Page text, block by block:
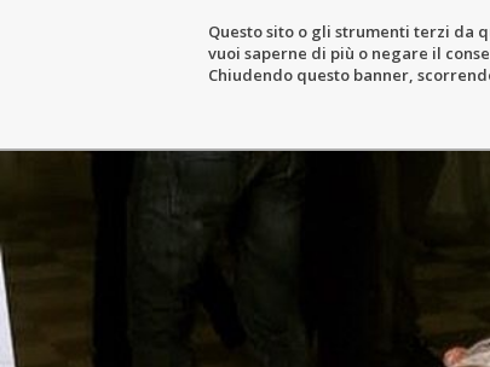
Questo sito o gli strumenti terzi da
vuoi saperne di più o negare il
Chiudendo questo banner,
THE ESTATE